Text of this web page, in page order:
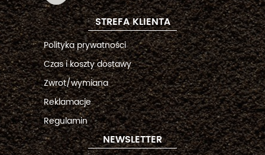
STREFA KLIENTA
Polityka prywatności
Czas i koszty dostawy
Zwrot/wymiana
Reklamacje
Regulamin
NEWSLETTER